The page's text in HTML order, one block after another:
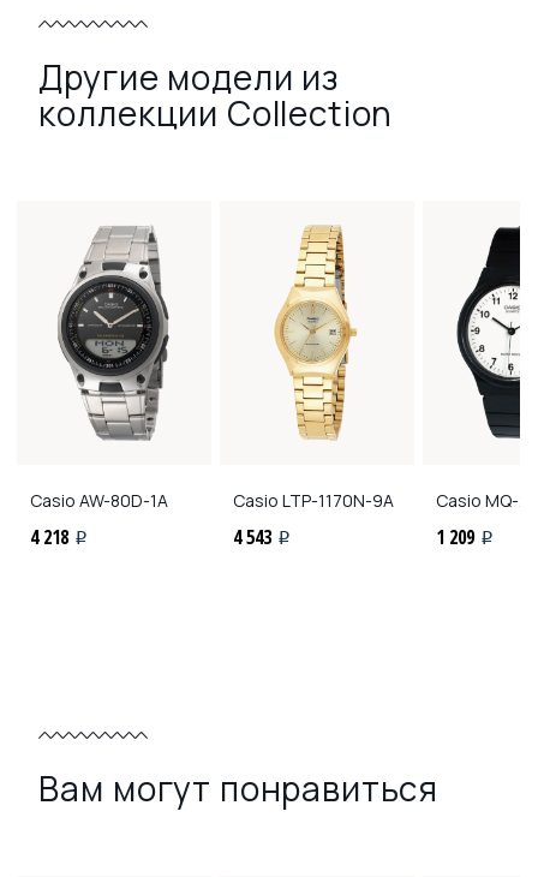
Другие модели из
коллекции Collection
CasioAW-80D-1A
4 218 i
Casio LTP-1170N-9A
4 543 i
Casio MQ-
1 209 i
Вам могут понравиться